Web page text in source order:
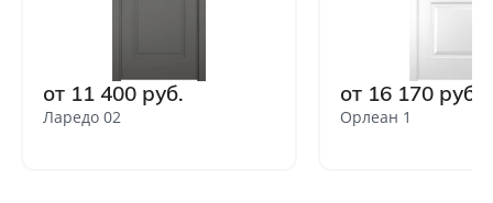
от 11 400 руб.
Ларедо 02
от 16 170 руб.
Орлеан 1